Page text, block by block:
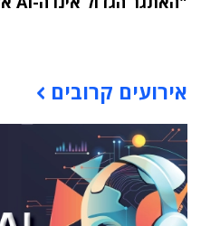
אירועים קרובים